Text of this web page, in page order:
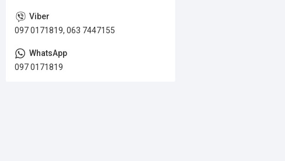
097 0171819, 063 7447155
097 0171819